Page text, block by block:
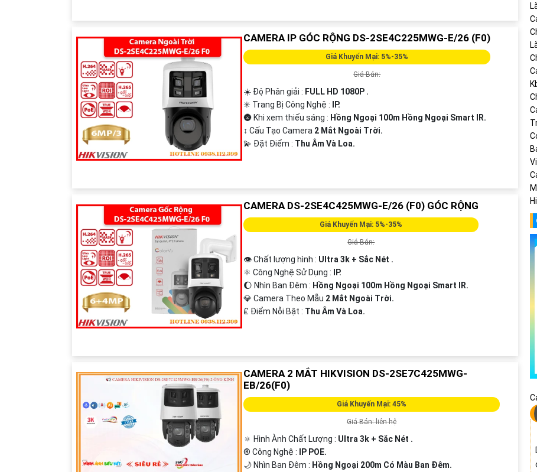
CAMERA IP GÓC RỘNG DS-2SE4C225MWG-E/26 (F0)
Giá Khuyến Mại: 5%-35%
Giá Bán:
☀️ Độ Phân giải : FULL HD 1080P .
✳️ Trang Bị Công Nghệ :
IP.
🌚 Khi xem thiếu sáng : Hồng Ngoại 100m Hồng Ngoại Smart IR.
↕️ Cấu Tạo Camera 2 Mắt Ngoài Trời.
️💫 Đặt Điểm : Thu Âm Và Loa.
CAMERA DS-2SE4C425MWG-E/26 (F0) GÓC RỘNG
Giá Khuyến Mại: 5%-35%
Giá Bán:
👁 Chất lượng hình : Ultra 3k + Sắc Nét .
⚛️ Công Nghệ Sử Dụng :
IP.
🌔 Nhìn Ban Đêm : Hồng Ngoại 100m Hồng Ngoại Smart IR.
💎 Camera Theo Mẫu 2 Mắt Ngoài Trời.
️₤ Điểm Nỗi Bật : Thu Âm Và Loa.
CAMERA 2 MẮT HIKVISION DS-2SE7C425MWG-
EB/26(F0)
Giá Khuyến Mại: 45%
Giá Bán: liên hệ
🔅 Hình Ành Chất Lượng : Ultra 3k + Sắc Nét .
®️ Công Nghệ :
IP POE.
🌙 Nhìn Ban Đêm : Hồng Ngoại 200m Có Màu Ban Ðêm.